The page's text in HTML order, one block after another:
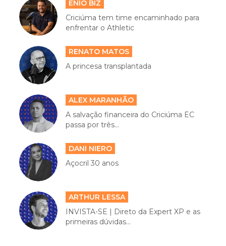
ENIO BIZ
Criciúma tem time encaminhado para
enfrentar o Athletic
RENATO MATOS
A princesa transplantada
ALEX MARANHÃO
A salvação financeira do Criciúma EC
passa por três...
DANI NIERO
Açocril 30 anos
ARTHUR LESSA
INVISTA-SE | Direto da Expert XP e as
primeiras dúvidas...